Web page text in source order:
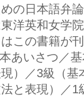
の日本語弁
洋英和女学
この書籍が
あいさつ／
）／3級（
法と表現）／